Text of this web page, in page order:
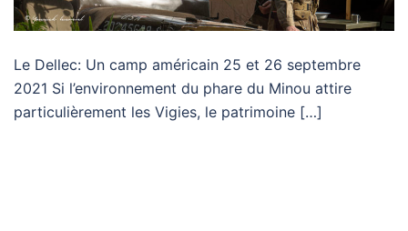
Le Dellec: Un camp américain 25 et 26 septembre
2021 Si l’environnement du phare du Minou attire
particulièrement les Vigies, le patrimoine […]